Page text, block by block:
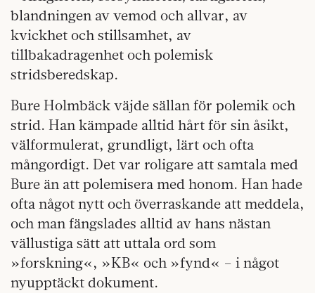
blandningen av vemod och allvar, av
kvickhet och stillsamhet, av
tillbakadragenhet och polemisk
stridsberedskap.
Bure Holmbäck väjde sällan för polemik och
strid. Han kämpade alltid hårt för sin åsikt,
välformulerat, grundligt, lärt och ofta
mångordigt. Det var roligare att samtala med
Bure än att polemisera med honom. Han hade
ofta något nytt och överraskande att meddela,
och man fängslades alltid av hans nästan
vällustiga sätt att uttala ord som
»forskning«, »KB« och »fynd« – i något
nyupptäckt dokument.